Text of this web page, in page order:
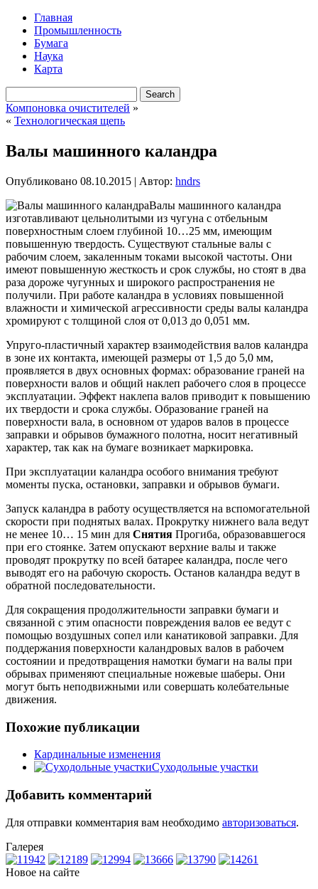
Главная
Промышленность
Бумага
Наука
Карта
Компоновка очистителей »
« Технологическая щепь
Валы машинного каландра
Опубликовано 08.10.2015 | Автор: hndrs
Валы машинного каландра
изготавливают цельнолитыми из чугуна с отбельным
поверхностным слоем глубиной 10…25 мм, имеющим
повышенную твердость. Существуют стальные валы с
рабочим слоем, закаленным токами высокой частоты. Они
имеют повышенную жесткость и срок службы, но стоят в два
раза дороже чугунных и широкого распространения не
получили. При работе каландра в условиях повышенной
влажности и химической агрессивности среды валы каландра
хромируют с толщиной слоя от 0,013 до 0,051 мм.
Упруго-пластичный характер взаимодействия валов каландра
в зоне их контакта, имеющей размеры от 1,5 до 5,0 мм,
проявляется в двух основных формах: образование граней на
поверхности валов и общий наклеп рабочего слоя в процессе
эксплуатации. Эффект наклепа валов приводит к повышению
их твердости и срока службы. Образование граней на
поверхности вала, в основном от ударов валов в процессе
заправки и обрывов бумажного полотна, носит негативный
характер, так как на бумаге возникает маркировка.
При эксплуатации каландра особого внимания требуют
моменты пуска, остановки, заправки и обрывов бумаги.
Запуск каландра в работу осуществляется на вспомогательной
скорости при поднятых валах. Прокрутку нижнего вала ведут
не менее 10… 15 мин для Снятия Прогиба, образовавшегося
при его стоянке. Затем опускают верхние валы и также
проводят прокрутку по всей батарее каландра, после чего
выводят его на рабочую скорость. Останов каландра ведут в
обратной последовательности.
Для сокращения продолжительности заправки бумаги и
связанной с этим опасности повреждения валов ее ведут с
помощью воздушных сопел или канатиковой заправки. Для
поддержания поверхности каландровых валов в рабочем
состоянии и предотвращения намотки бумаги на валы при
обрывах применяют специальные ножевые шаберы. Они
могут быть неподвижными или совершать колебательные
движения.
Похожие публикации
Кардинальные изменения
Суходольные участки
Добавить комментарий
Для отправки комментария вам необходимо авторизоваться.
Галерея
Новое на сайте